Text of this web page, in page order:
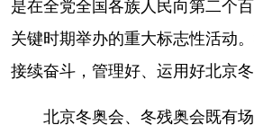
关键时期举办的重大标志性活动。
接续奋斗，管理好、运用好北京冬
北京冬奥会、冬残奥会既有场